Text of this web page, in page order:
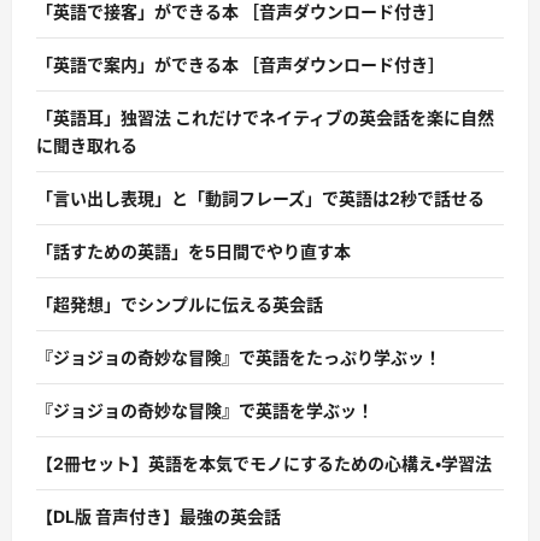
「英語で接客」ができる本 ［音声ダウンロード付き］
「英語で案内」ができる本 ［音声ダウンロード付き］
「英語耳」独習法 これだけでネイティブの英会話を楽に自然
に聞き取れる
「言い出し表現」と「動詞フレーズ」で英語は2秒で話せる
「話すための英語」を5日間でやり直す本
「超発想」でシンプルに伝える英会話
『ジョジョの奇妙な冒険』で英語をたっぷり学ぶッ！
『ジョジョの奇妙な冒険』で英語を学ぶッ！
【2冊セット】英語を本気でモノにするための心構え・学習法
【DL版 音声付き】最強の英会話